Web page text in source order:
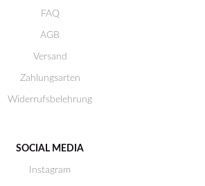
FAQ
AGB
Versand
Zahlungsarten
Widerrufsbelehrung
SOCIAL MEDIA
Instagram